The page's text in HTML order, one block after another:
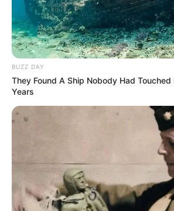
BUZZ DAY
They Found A Ship Nobody Had
Years